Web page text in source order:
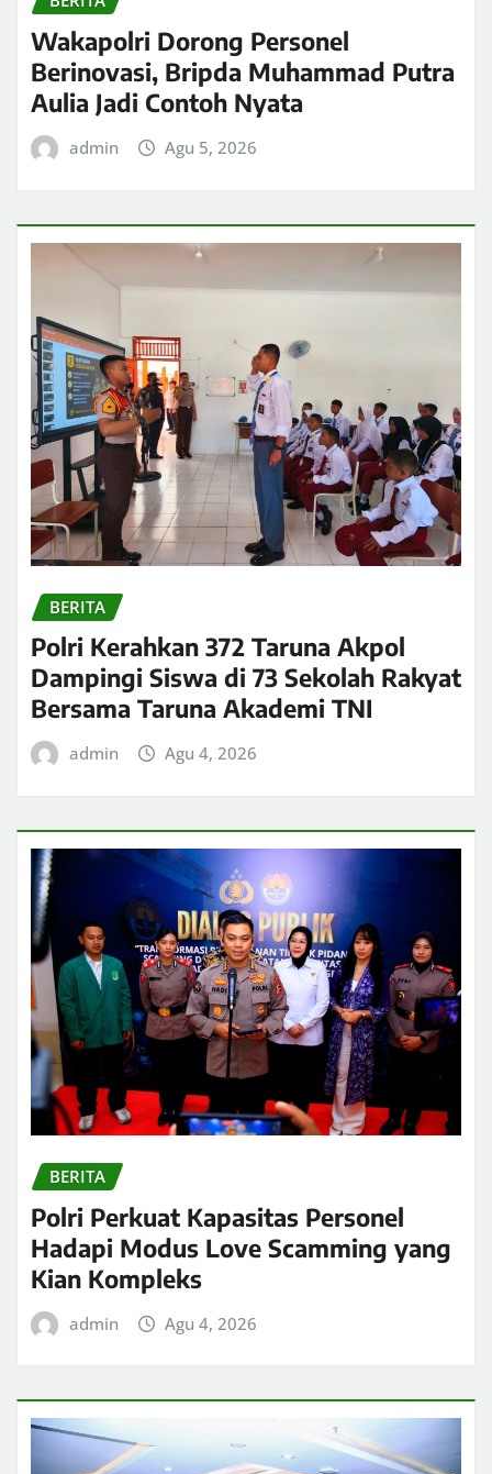
Wakapolri Dorong Personel
Berinovasi, Bripda Muhammad Putra
Aulia Jadi Contoh Nyata
admin Agu 5, 2026
BERITA
Polri Kerahkan 372 Taruna Akpol
Dampingi Siswa di 73 Sekolah Rakyat
Bersama Taruna Akademi TNI
admin Agu 4, 2026
BERITA
Polri Perkuat Kapasitas Personel
Hadapi Modus Love Scamming yang
Kian Kompleks
admin Agu 4, 2026